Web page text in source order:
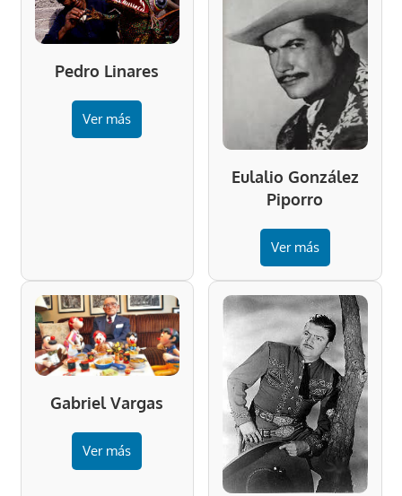
Pedro Linares
Ver más
Eulalio González
Piporro
Ver más
Gabriel Vargas
Ver más